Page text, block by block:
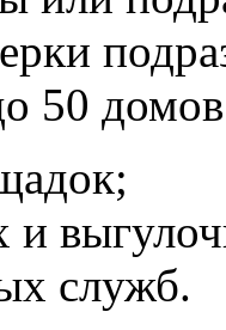
50
и
служб.